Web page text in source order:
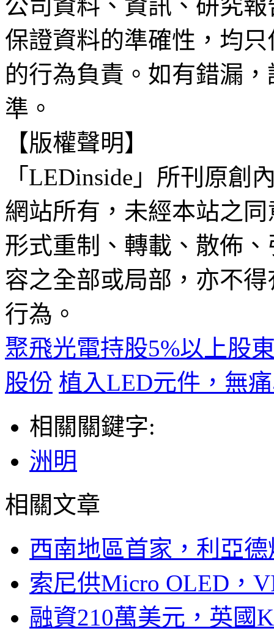
公司資料、資訊、研究
保證資料的準確性，均
的行為負責。如有錯漏
準。
【版權聲明】
「LEDinside」所刊原創
網站所有，未經本站之
形式重制、轉載、散佈
容之全部或局部，亦不
行為。
聚飛光電持股5%以上股
股份 植入LED元件，無
相關關鍵字:
洲明
相關文章
西南地區首家，利亞
索尼供Micro OLED，
融資210萬美元，英國